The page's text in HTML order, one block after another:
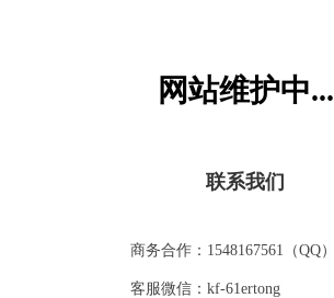
网站维护中...
联系我们
商务合作：1548167561（QQ）
客服微信：kf-61ertong